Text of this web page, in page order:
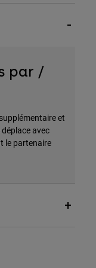
par /
et
avec
le partenaire